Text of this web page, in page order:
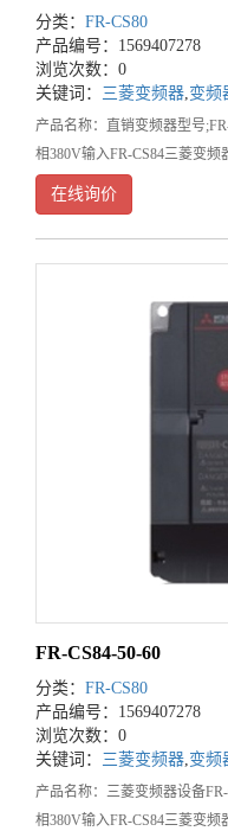
分类： FR-CS80
产品编号：1569407278
浏览次数：0
关键词： 三菱变频器,变频
产品名称：直销变频器型号
相380V输入FR-CS84三菱变频
体积为三菱同等机型的57%；2
在线询价
FR-CS84-50-60
分类： FR-CS80
产品编号：1569407278
浏览次数：0
关键词： 三菱变频器,变频
产品名称：三菱变频器设备
相380V输入FR-CS84三菱变频